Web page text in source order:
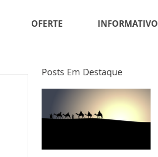
OFERTE INFORMATIVO
Posts Em Destaque